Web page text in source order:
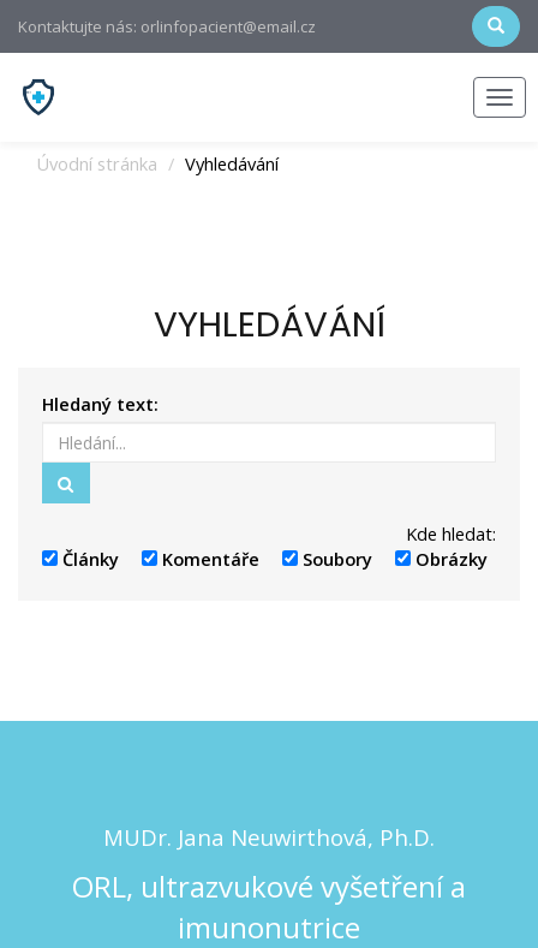
Kontaktujte nás: orlinfopacient@email.cz
Úvodní stránka Vyhledávání
VYHLEDÁVÁNÍ
Hledaný text:
Kde hledat:
Články
Komentáře Soubory Obrázky
MUDr. Jana Neuwirthová, Ph.D.
ORL, ultrazvukové vyšetření a
imunonutrice